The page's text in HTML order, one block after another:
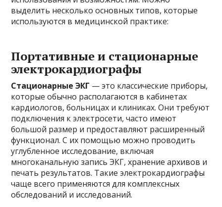
выделить несколько основных типов, которые
используются в медицинской практике:
Портативные и стационарные
электрокардиографы
Стационарные ЭКГ — это классические приборы,
которые обычно располагаются в кабинетах
кардиологов, больницах и клиниках. Они требуют
подключения к электросети, часто имеют
большой размер и предоставляют расширенный
функционал. С их помощью можно проводить
углубленное исследование, включая
многоканальную запись ЭКГ, хранение архивов и
печать результатов. Такие электрокардиографы
чаще всего применяются для комплексных
обследований и исследований.